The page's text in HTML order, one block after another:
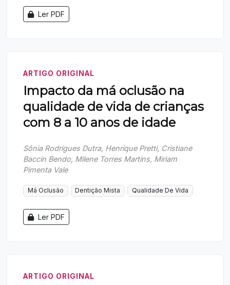
Ler PDF
ARTIGO ORIGINAL
Impacto da má oclusão na
qualidade de vida de crianças
com 8 a 10 anos de idade
Sônia Rodrigues Dutra, Henrique Pretti, Cristiane
Baccin Bendo, Milene Torres Martins, Miriam
Pimenta Vale
Má Oclusão Dentição Mista Qualidade De Vida
Ler PDF
ARTIGO ORIGINAL